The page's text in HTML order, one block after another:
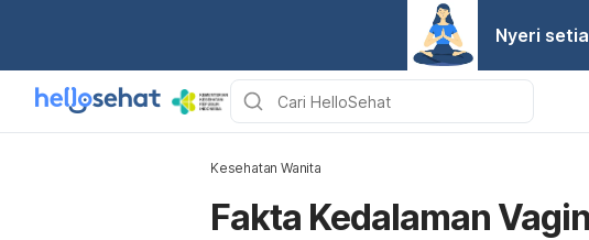
Nyeri
Kesehatan Wanita
Fakta Kedalaman